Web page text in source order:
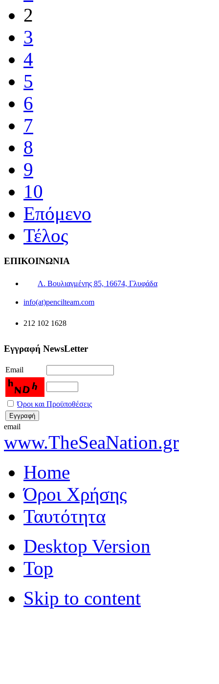
2
3
4
5
6
7
8
9
10
Επόμενο
Τέλος
ΕΠΙΚΟΙΝΩΝΙΑ
Λ. Βουλιαγμένης 85, 16674, Γλυφάδα
info(at)pencilteam.com
212 102 1628
Εγγραφή NewsLetter
Email
Όροι και Προϋποθέσεις
email
www.TheSeaNation.gr
Home
Όροι Χρήσης
Ταυτότητα
Desktop Version
Top
Skip to content